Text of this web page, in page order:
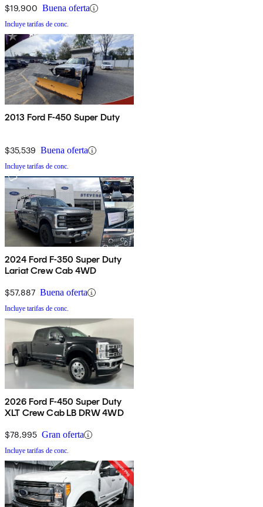
$19,900 Buena oferta
Incluye tarifas de conc.
2013 Ford F-450 Super Duty
$35,539 Buena oferta
Incluye tarifas de conc.
2024 Ford F-350 Super Duty
Lariat Crew Cab 4WD
$57,887 Buena oferta
Incluye tarifas de conc.
2026 Ford F-450 Super Duty
XLT Crew Cab LB DRW 4WD
$78,995 Gran oferta
Incluye tarifas de conc.